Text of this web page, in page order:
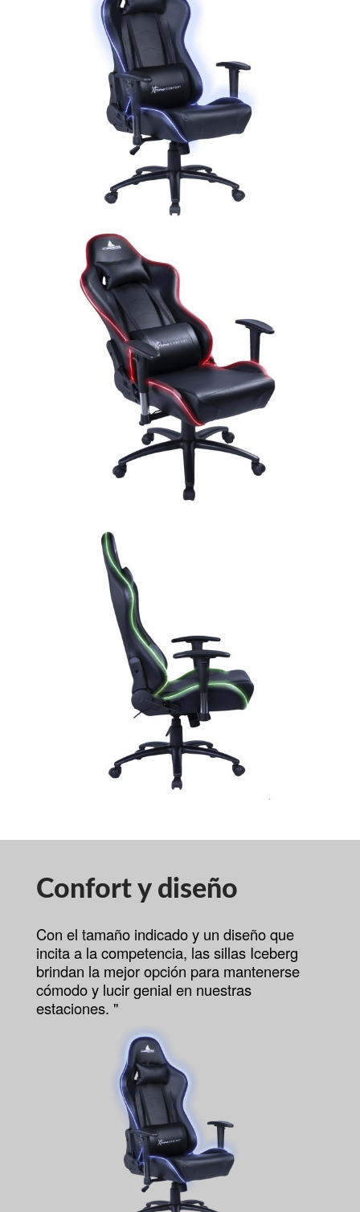
Confort y diseño
Con el tamaño indicado y un diseño que
incita a la competencia, las sillas Iceberg
brindan la mejor opción para mantenerse
cómodo y lucir genial en nuestras
estaciones. "